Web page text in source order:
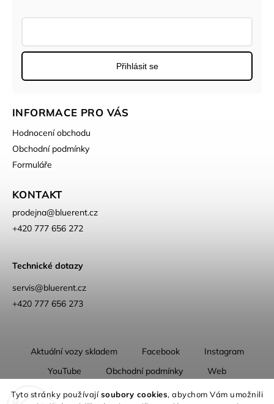
Tyto stránky používajísoubory cookies, abychom Vám umožnili
Přihlásit se
INFORMACE PRO VÁS
Hodnocení obchodu
Obchodní podmínky
Formuláře
KONTAKT
prodejna@bluerent.cz
+420 777 656 272
Technické dotazy
servis@bluerent.cz
+420 777 656 273
Aktuální vozy skladem Facebook
Instagram
YouTube
Obchodní podmínky
Web
O nás